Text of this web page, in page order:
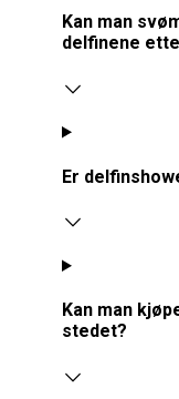
Kan man
delfinene
Er
Kan man
stedet?